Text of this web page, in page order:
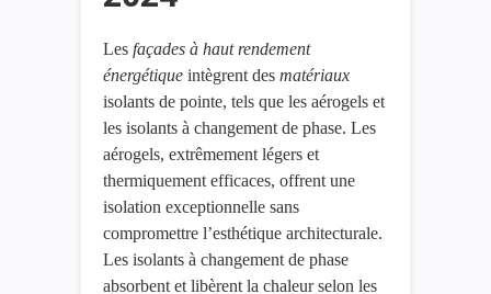
Les façades à haut rendement
énergétique intègrent des matériaux
isolants de pointe, tels que les aérogels et
les isolants à changement de phase. Les
aérogels, extrêmement légers et
thermiquement efficaces, offrent une
isolation exceptionnelle sans
compromettre l’esthétique architecturale.
Les isolants à changement de phase
absorbent et libèrent la chaleur selon les